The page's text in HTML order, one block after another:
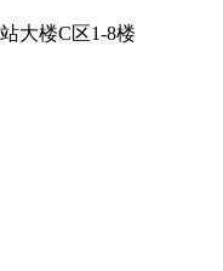
大楼C区1-8楼